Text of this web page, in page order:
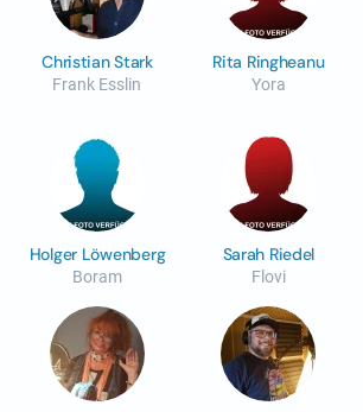
Christian Stark
Frank Esslin
Rita Ringheanu
Yora
Holger Löwenberg
Boram
Sarah Riedel
Flovi